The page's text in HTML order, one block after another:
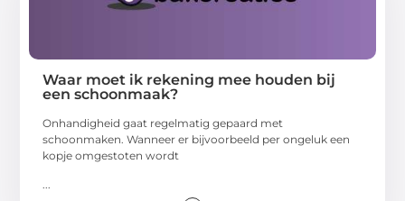
Waar moet ik rekening mee houden bij
een schoonmaak?
Onhandigheid gaat regelmatig gepaard met
schoonmaken. Wanneer er bijvoorbeeld per ongeluk een
kopje omgestoten wordt
...